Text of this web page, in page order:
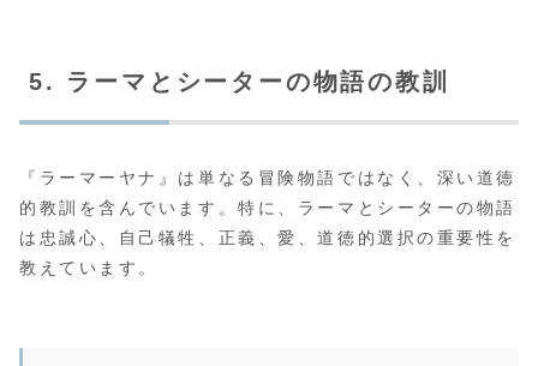
5. ラーマとシーターの物語の教訓
『ラーマーヤナ』は単なる冒険物語ではなく、深い道徳
的教訓を含んでいます。特に、ラーマとシーターの物語
は忠誠心、自己犠牲、正義、愛、道徳的選択の重要性を
教えています。